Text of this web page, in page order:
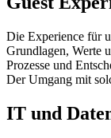
Die Experience für
Grundlagen, Werte
Prozesse und
Der Umgang mit
IT und